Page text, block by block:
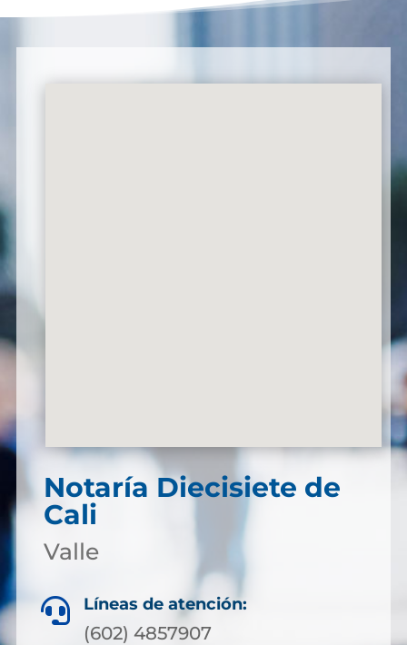
Notaría Diecisiete de
Cali
Valle
 Líneas de atención:
(602) 4857907